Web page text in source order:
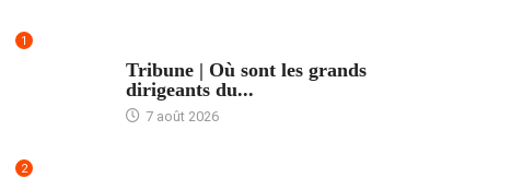
1
Tribune | Où sont les grands
dirigeants du...
7 août 2026
2